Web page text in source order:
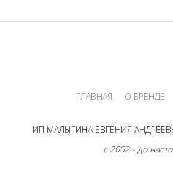
ГЛАВНАЯ О БРЕНДЕ
ИП МАЛЫГИНА ЕВГЕНИЯ
с 2002 - до